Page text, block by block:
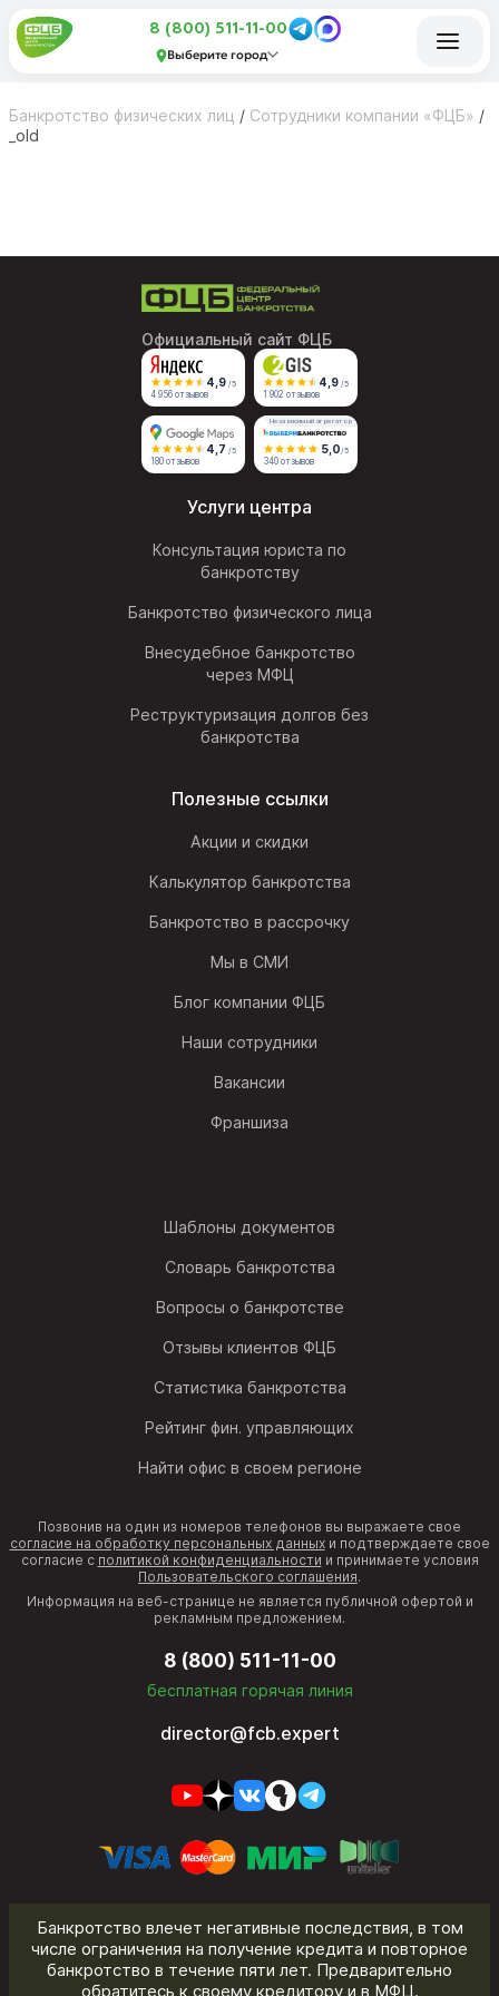
8 (800) 511-11-00
Выберите город
Банкротство физических лиц / Сотрудники компании «ФЦБ» /
_old
Официальный сайт ФЦБ
4,9 /5
4 956 отзывов
4,9 /5
1 902 отзывов
4,7 /5
180 отзывов
Независимый агрегатор
5,0/5
340 отзывов
Услуги центра
Консультация юриста по
банкротству
Банкротство физического лица
Внесудебное банкротство
через МФЦ
Реструктуризация долгов без
банкротства
Полезные ссылки
Акции и скидки
Калькулятор банкротства
Банкротство в рассрочку
Мы в СМИ
Блог компании ФЦБ
Наши сотрудники
Вакансии
Франшиза
Шаблоны документов
Словарь банкротства
Вопросы о банкротстве
Отзывы клиентов ФЦБ
Статистика банкротства
Рейтинг фин. управляющих
Найти офис в своем регионе
Позвонив на один из номеров телефонов вы выражаете свое
согласие на обработку персональных данныхи подтверждаете свое
согласие с политикой конфиденциальности и принимаете условия
Пользовательского соглашения.
Информация на веб-странице не является публичной офертой и
рекламным предложением.
8 (800) 511-11-00
бесплатная горячая линия
director@fcb.expert
Банкротство влечет негативные последствия, в том
числе ограничения на получение кредита и повторное
банкротство в течение пяти лет. Предварительно
обратитесь к своему кредитору и в МФЦ.